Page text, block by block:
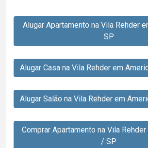
Alugar Apartamento na Vila Rehder
SP
Alugar Casa na Vila Rehder em
Alugar Salão na Vila Rehder em
Comprar Apartamento na Vila
/ SP